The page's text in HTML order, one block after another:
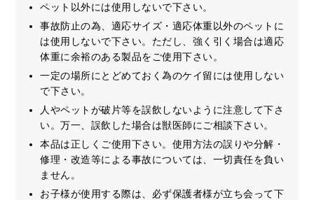
ペット以外には使用しないで下さい。
事故防止の為、適応サイズ・適応体重以外のペットに
は使用しないで下さい。ただし、強く引く場合は適応
体重に余裕のある製品をご使用下さい。
一定の場所にとどめておく為のケイ留には使用しない
で下さい。
人やペットが破片等を誤飲しないように注意して下さ
い。万一、誤飲した場合は獣医師にご相談下さい。
本品は正しくご使用下さい。使用方法の誤りや分解・
修理・改造等による事故については、一切責任を負い
ません。
お子様が使用する際は、必ず保護者様が立ち会って下